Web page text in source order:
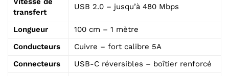
transfert
USB 2.0 – jusqu’à 480 Mbps
Longueur
100 cm – 1 mètre
Conducteurs
Cuivre – fort calibre 5A
Connecteurs
USB-C réversibles – boîtier renforcé